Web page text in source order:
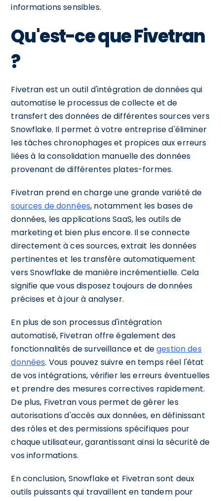
informations sensibles.
Qu'est-ce que Fivetran
?
Fivetran est un outil d'intégration de données qui
automatise le processus de collecte et de
transfert des données de différentes sources vers
Snowflake. Il permet à votre entreprise d'éliminer
les tâches chronophages et propices aux erreurs
liées à la consolidation manuelle des données
provenant de différentes plates-formes.
Fivetran prend en charge une grande variété de
sources de données, notamment les bases de
données, les applications SaaS, les outils de
marketing et bien plus encore. Il se connecte
directement à ces sources, extrait les données
pertinentes et les transfère automatiquement
vers Snowflake de manière incrémentielle. Cela
signifie que vous disposez toujours de données
précises et à jour à analyser.
En plus de son processus d'intégration
automatisé, Fivetran offre également des
fonctionnalités de surveillance et degestion des
données. Vous pouvez suivre en temps réel l'état
de vos intégrations, vérifier les erreurs éventuelles
et prendre des mesures correctives rapidement.
De plus, Fivetran vous permet de gérer les
autorisations d'accès aux données, en définissant
des rôles et des permissions spécifiques pour
chaque utilisateur, garantissant ainsi la sécurité de
vos informations.
En conclusion, Snowflake et Fivetran sont deux
outils puissants qui travaillent en tandem pour